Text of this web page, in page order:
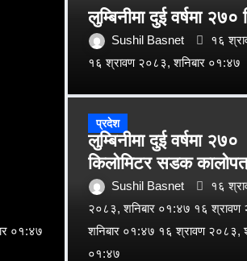
०१:४७
Sushil Basnet
१६
१६ श्रावण २०८३, शनिबार ०१:१६
लुम्बिनीमा दुई वर्षमा
Sushil Basnet
१६
१६ श्रावण २०८३, शनिबार ०१:४७
प्रदेश
लुम्बिनीमा दुई वर्षमा २७०
किलोमिटर सडक
Sushil Basnet
१६
२०८३, शनिबार ०१:४७ १६ श्रावण
शनिबार ०१:४७ १६ श्रावण २०८३,
०१:४७